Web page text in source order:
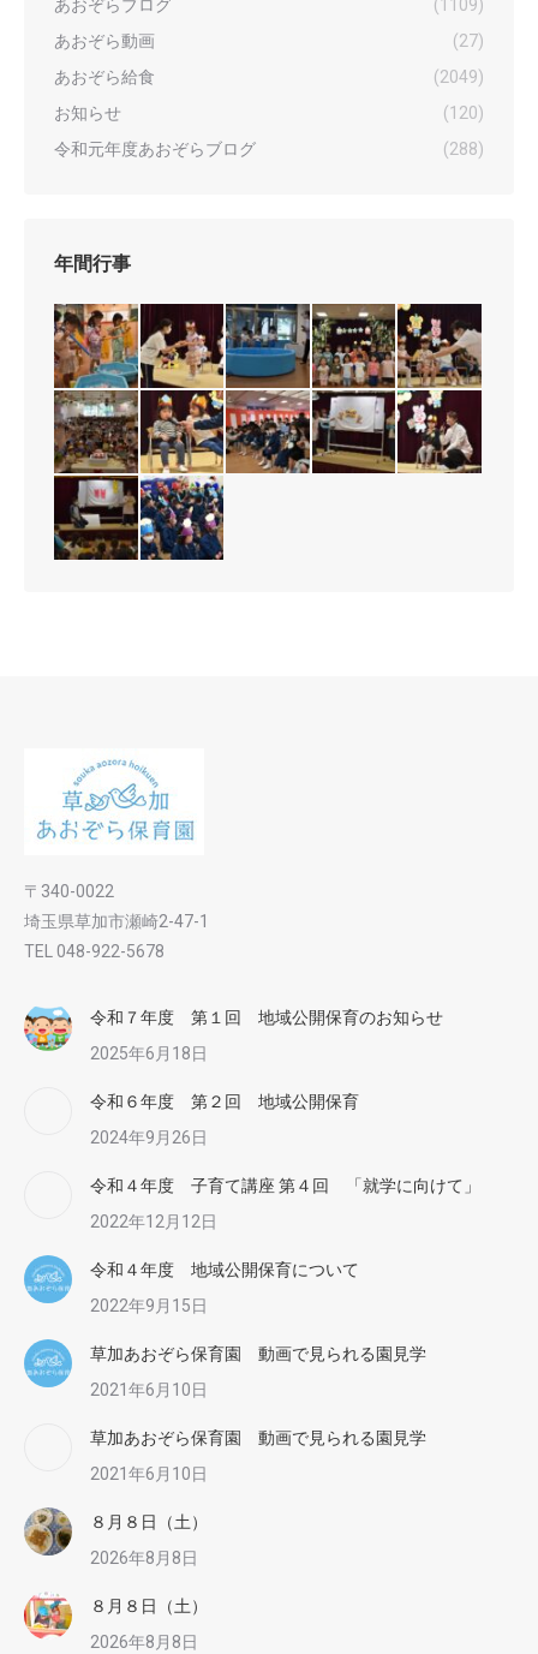
あおぞらブログ
(1109)
あおぞら動画
(27)
あおぞら給食
(2049)
お知らせ
(120)
令和元年度あおぞらブログ
(288)
年間行事
〒340-0022
埼玉県草加市瀬崎2-47-1
TEL 048-922-5678
令和７年度 第１回 地域公開保育のお知らせ
2025年6月18日
令和６年度 第２回 地域公開保育
2024年9月26日
令和４年度 子育て講座 第４回 「就学に向けて」
2022年12月12日
令和４年度 地域公開保育について
2022年9月15日
草加あおぞら保育園 動画で見られる園見学
2021年6月10日
草加あおぞら保育園 動画で見られる園見学
2021年6月10日
８月８日（土）
2026年8月8日
８月８日（土）
2026年8月8日